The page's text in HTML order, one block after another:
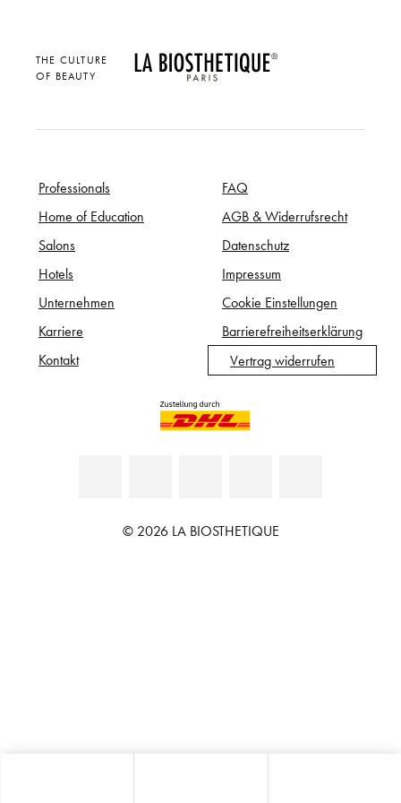
THE CULTURE
OF BEAUTY
Professionals
Home of Education
Salons
Hotels
Unternehmen
Karriere
Kontakt
FAQ
AGB & Widerrufsrecht
Datenschutz
Impressum
Cookie Einstellungen
Barrierefreiheitserklärung
Vertrag widerrufen
© 2026 LA BIOSTHETIQUE